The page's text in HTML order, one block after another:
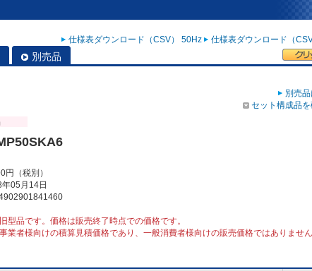
仕様表ダウンロード（CSV） 50Hz 仕様表ダウンロード（
別売品
別売
セット構成品
円（税別）
05月14日
型品です。価格は販売終了時点での価格です。
業者様向けの積算見積価格であり、一般消費者様向けの販売価格ではありませ